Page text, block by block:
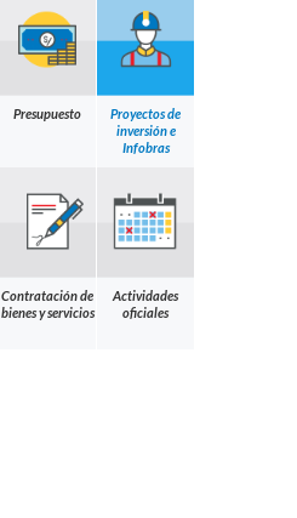
Presupuesto
Proyectos de
inversión e
Infobras
Contratación de
bienes y servicios
Actividades
oficiales